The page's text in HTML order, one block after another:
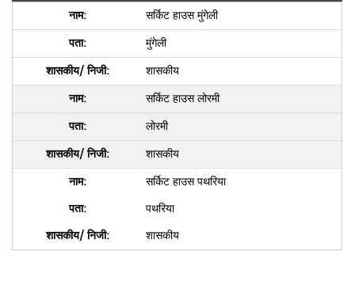
सर्किट हाउस मुंगेली
मुंगेली
शासकीय
सर्किट हाउस लोरमी
लोरमी
शासकीय
सर्किट हाउस पथरिया
पथरिया
शासकीय